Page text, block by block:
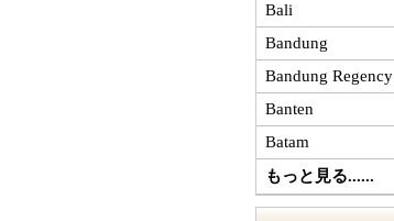
Bali
Bandung
Bandung Regency
Banten
Batam
もっと見る......